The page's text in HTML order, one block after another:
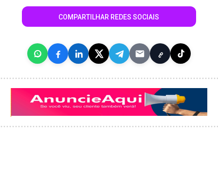
COMPARTILHAR REDES SOCIAIS